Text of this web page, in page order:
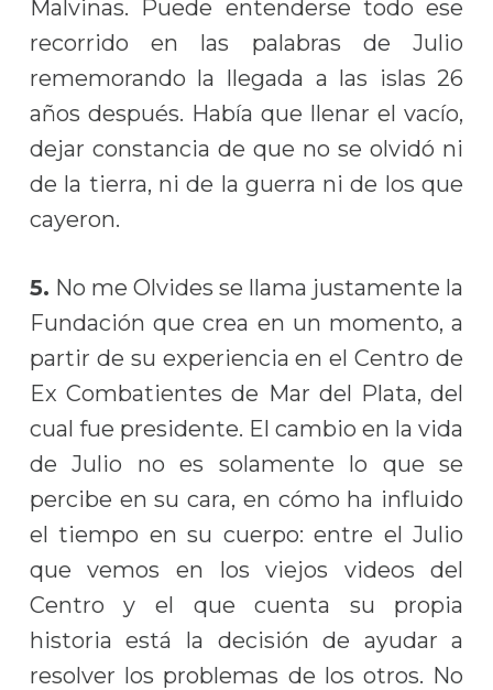
Malvinas. Puede entenderse todo ese
recorrido en las palabras de Julio
rememorando la llegada a las islas 26
años después. Había que llenar el vacío,
dejar constancia de que no se olvidó ni
de la tierra, ni de la guerra ni de los que
cayeron.
5. No me Olvides se llama justamente la
Fundación que crea en un momento, a
partir de su experiencia en el Centro de
Ex Combatientes de Mar del Plata, del
cual fue presidente. El cambio en la vida
de Julio no es solamente lo que se
percibe en su cara, en cómo ha influido
el tiempo en su cuerpo: entre el Julio
que vemos en los viejos videos del
Centro y el que cuenta su propia
historia está la decisión de ayudar a
resolver los problemas de los otros. No